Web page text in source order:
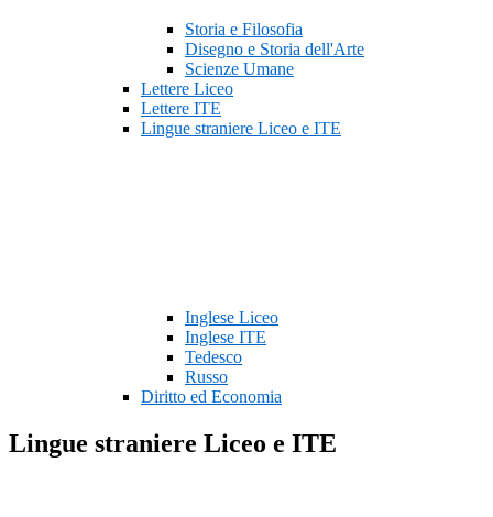
Storia e Filosofia
Disegno e Storia dell'Arte
Scienze Umane
Lettere Liceo
Lettere ITE
Lingue straniere Liceo e ITE
Inglese Liceo
Inglese ITE
Tedesco
Russo
Diritto ed Economia
Lingue straniere Liceo e ITE